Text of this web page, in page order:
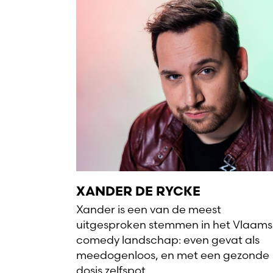
XANDER DE RYCKE
Xander is een van de meest
uitgesproken stemmen in het
comedy landschap: even gevat als
meedogenloos, en met een gezonde
dosis zelfspot.